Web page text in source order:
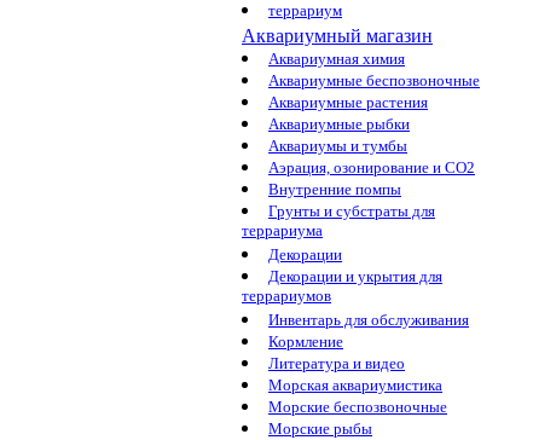
террариум
Аквариумный магазин
Аквариумная химия
Аквариумные беспозвоночные
Аквариумные растения
Аквариумные рыбки
Аквариумы и тумбы
Аэрация, озонирование и CO2
Внутренние помпы
Грунты и субстраты для
террариума
Декорации
Декорации и укрытия для
террариумов
Инвентарь для обслуживания
Кормление
Литература и видео
Морская аквариумистика
Морские беспозвоночные
Морские рыбы